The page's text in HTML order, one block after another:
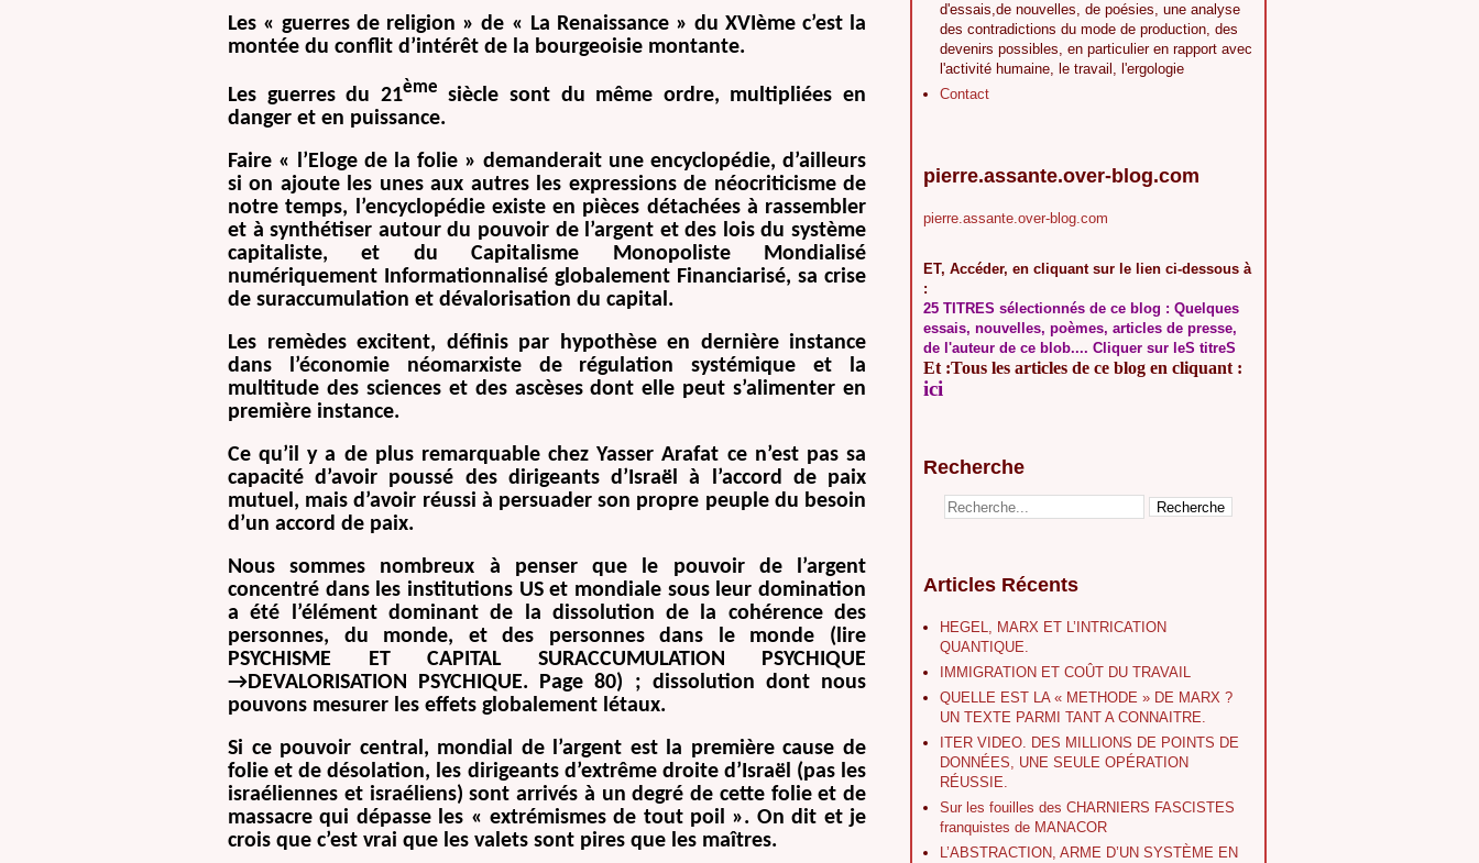
Les « guerres de religion » de « La Renaissance » du XVIème c’est la
montée du conflit d’intérêt de la bourgeoisie montante.
Les guerres du 21ème
siècle sont du même ordre, multipliées en
danger et en puissance.
Faire « l’Eloge de la folie » demanderait une encyclopédie, d’ailleurs
si on ajoute les unes aux autres les expressions de néocriticisme de
notre temps, l’encyclopédie existe en pièces détachées à rassembler
et à synthétiser autour du pouvoir de l’argent et des lois du système
capitaliste, et du Capitalisme Monopoliste Mondialisé
numériquement Informationnalisé globalement Financiarisé, sa crise
de suraccumulation et dévalorisation du capital.
Les remèdes excitent, définis par hypothèse en dernière instance
dans l’économie néomarxiste de régulation systémique et la
multitude des sciences et des ascèses dont elle peut s’alimenter en
première instance.
Ce qu’il y a de plus remarquable chez Yasser Arafat ce n’est pas sa
capacité d’avoir poussé des dirigeants d’Israël à l’accord de paix
mutuel, mais d’avoir réussi à persuader son propre peuple du besoin
d’un accord de paix.
Nous sommes nombreux à penser que le pouvoir de l’argent
concentré dans les institutions US et mondiale sous leur domination
a été l’élément dominant de la dissolution de la cohérence des
personnes, du monde, et des personnes dans le monde (lire
PSYCHISME ET CAPITAL SURACCUMULATION PSYCHIQUE
→DEVALORISATION PSYCHIQUE. Page 80) ; dissolution dont nous
pouvons mesurer les effets globalement létaux.
Si ce pouvoir central, mondial de l’argent est la première cause de
folie et de désolation, les dirigeants d’extrême droite d’Israël (pas les
israéliennes et israéliens) sont arrivés à un degré de cette folie et de
massacre qui dépasse les « extrémismes de tout poil ». On dit et je
crois que c’est vrai que les valets sont pires que les maîtres.
d'essais,de nouvelles, de poésies, une analyse
des contradictions du mode de production, des
devenirs possibles, en particulier en rapport avec
l'activité humaine, le travail, l'ergologie
Contact
pierre.assante.over-blog.com
pierre.assante.over-blog.com
ET, Accéder, en cliquant sur le lien ci-dessous à
:
25 TITRES sélectionnés de ce blog : Quelques
essais, nouvelles, poèmes, articles de presse,
de l'auteur de ce blob.... Cliquer sur leS titreS
Et :Tous les articles de ce blog en cliquant :
ici
Recherche
Articles Récents
HEGEL, MARX ET L’INTRICATION
QUANTIQUE.
IMMIGRATION ET COÛT DU TRAVAIL
QUELLE EST LA « METHODE » DE MARX ?
UN TEXTE PARMI TANT A CONNAITRE.
ITER VIDEO. DES MILLIONS DE POINTS DE
DONNÉES, UNE SEULE OPÉRATION
RÉUSSIE.
Sur les fouilles des CHARNIERS FASCISTES
franquistes de MANACOR
L’ABSTRACTION, ARME D’UN SYSTÈME EN